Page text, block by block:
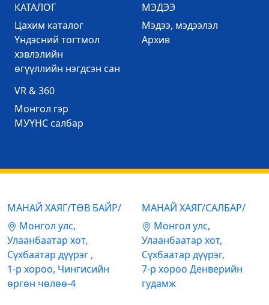
КАТАЛОГ
Цахим каталог
Үндэсний тогтмол
хэвлэлийн
өгүүллийн нэгдсэн сан
МЭДЭЭ
Mэдээ, мэдээлэл
Архив
VR & 360
Mонгол гэр
МУҮНС салбар
МАНАЙ ХАЯГ/ТӨВ БАЙР/
Mонгол улс,
Улаанбаатар хот,
Сүхбаатар дүүрэг ,
1-р хороо, Чингисийн
өргөн чөлөө-4
МАНАЙ ХАЯГ/САЛБАР/
Mонгол улс,
Улаанбаатар хот,
Сүхбаатар дүүрэг,
7-р хороо Денверийн
гудамж